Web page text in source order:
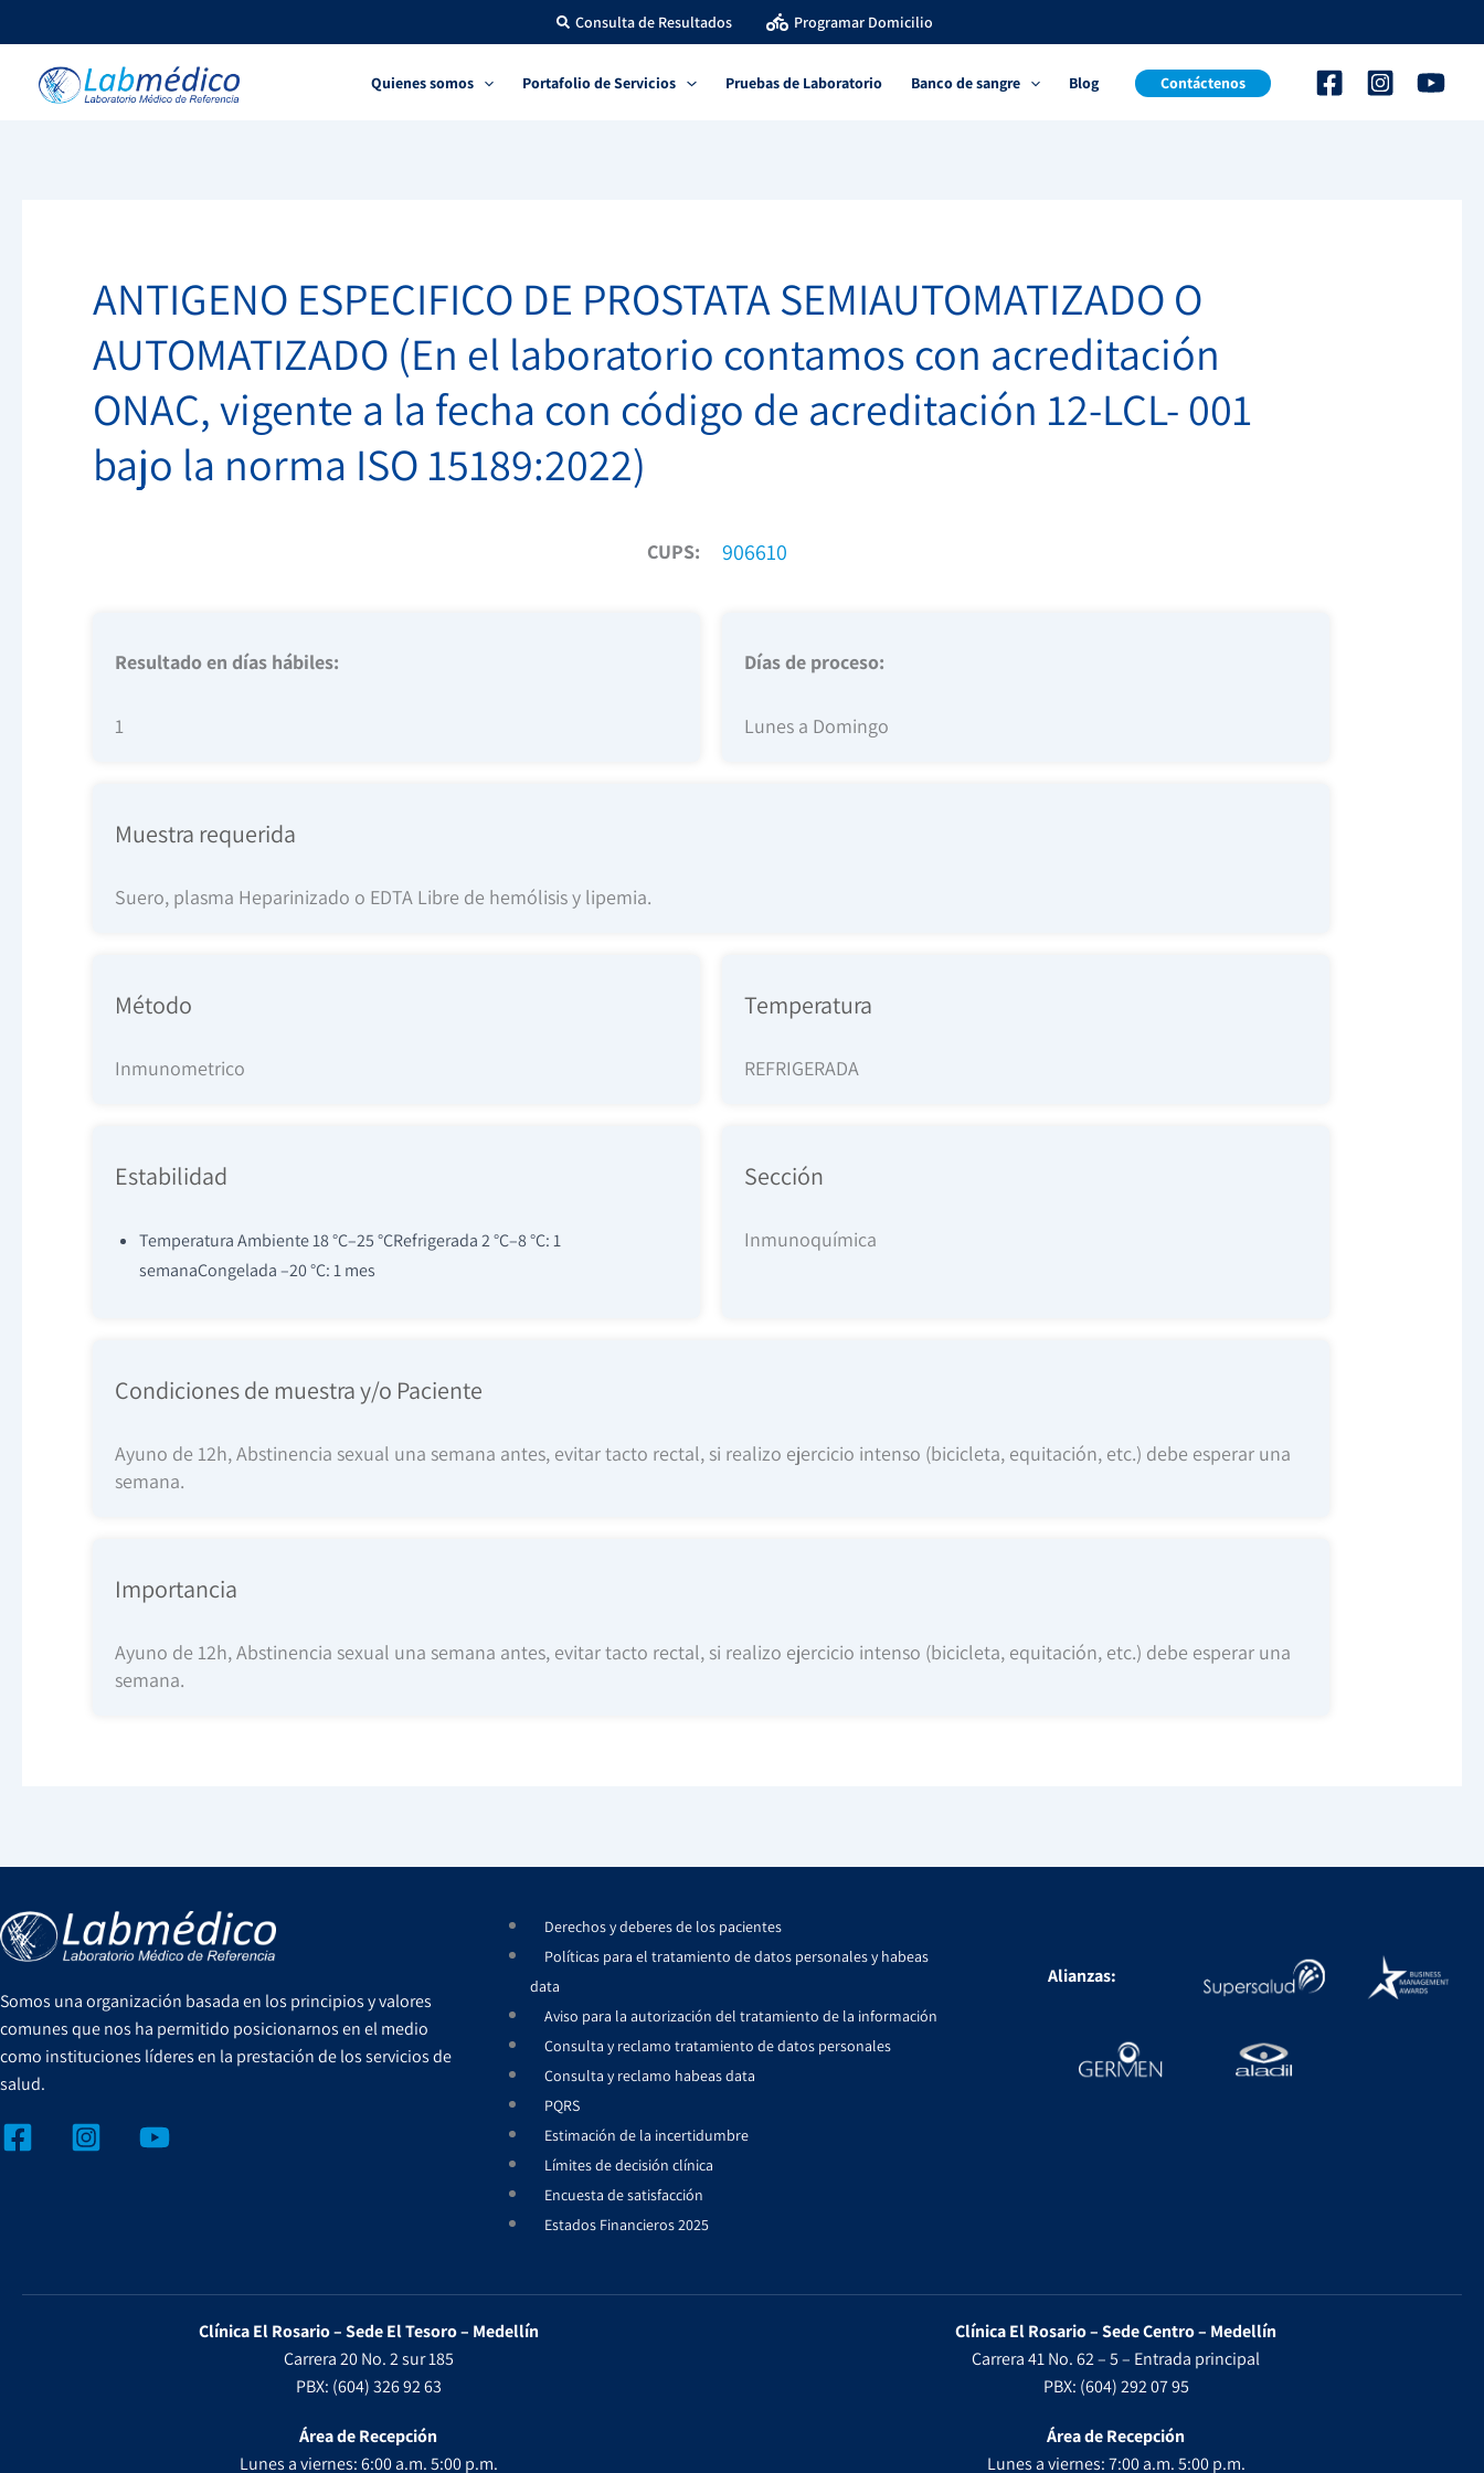
al
contenido
Consulta de Resultados Programar Domicilio
Quienes somos Portafolio de Servicios Pruebas de Laboratorio Banco de sangre Blog Contáctenos
ANTIGENO ESPECIFICO DE PROSTATA SEMIAUTOMATIZADO O
AUTOMATIZADO (En el laboratorio contamos con acreditación
ONAC, vigente a la fecha con código de acreditación 12-LCL- 001
bajo la norma ISO 15189:2022)
CUPS: 906610
Resultado en días hábiles:
1
Días de proceso:
Lunes a Domingo
Muestra requerida
Suero, plasma Heparinizado o EDTA Libre de hemólisis y lipemia.
Método
Inmunometrico
Temperatura
REFRIGERADA
Estabilidad
Temperatura Ambiente 18 °C–25 °CRefrigerada 2 °C–8 °C: 1
semanaCongelada –20 °C: 1 mes
Sección
Inmunoquímica
Condiciones de muestra y/o Paciente
Ayuno de 12h, Abstinencia sexual una semana antes, evitar tacto rectal, si realizo ejercicio intenso (bicicleta, equitación, etc.) debe esperar una
semana.
Importancia
Ayuno de 12h, Abstinencia sexual una semana antes, evitar tacto rectal, si realizo ejercicio intenso (bicicleta, equitación, etc.) debe esperar una
semana.
Somos una organización basada en los principios y valores
comunes que nos ha permitido posicionarnos en el medio
como instituciones líderes en la prestación de los servicios de
salud.
Derechos y deberes de los pacientes
Políticas para el tratamiento de datos personales y habeas
data
Aviso para la autorización del tratamiento de la información
Consulta y reclamo tratamiento de datos personales
Consulta y reclamo habeas data
PQRS
Estimación de la incertidumbre
Límites de decisión clínica
Encuesta de satisfacción
Estados Financieros 2025
Alianzas:
Clínica El Rosario – Sede El Tesoro – Medellín
Carrera 20 No. 2 sur 185
PBX: (604) 326 92 63
Área de Recepción
Lunes a viernes: 6:00 a.m. 5:00 p.m.
Clínica El Rosario – Sede Centro – Medellín
Carrera 41 No. 62 – 5 – Entrada principal
PBX: (604) 292 07 95
Área de Recepción
Lunes a viernes: 7:00 a.m. 5:00 p.m.